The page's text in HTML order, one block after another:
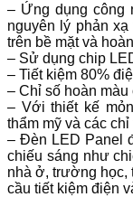
– Ứng dụng công
nguyên lý phản
trên bề mặt và
– Sử dụng chip
– Tiết kiệm 80%
– Chỉ số hoàn màu
– Với thiết kế
thẩm mỹ và các
– Đèn LED Panel
chiếu sáng như
nhà ở, trường học,
cầu tiết kiệm điện